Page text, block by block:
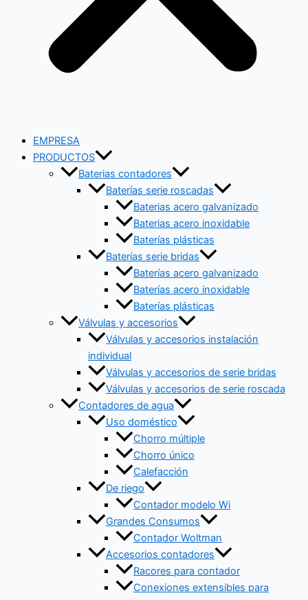
EMPRESA
PRODUCTOS
Baterias contadores
Baterías serie roscadas
Baterias acero galvanizado
Baterias acero inoxidable
Baterías plásticas
Baterías serie bridas
Baterías acero galvanizado
Baterías acero inoxidable
Baterías plásticas
Válvulas y accesorios
Válvulas y accesorios instalación
individual
Válvulas y accesorios de serie bridas
Válvulas y accesorios de serie roscada
Contadores de agua
Uso doméstico
Chorro múltiple
Chorro único
Calefacción
De riego
Contador modelo Wi
Grandes Consumos
Contador Woltman
Accesorios contadores
Racores para contador
Conexiones extensibles para